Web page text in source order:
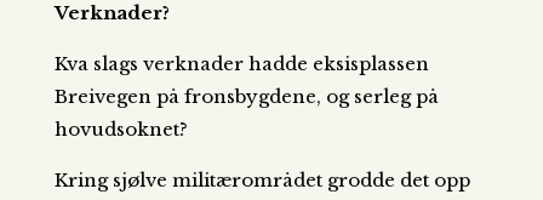
Verknader?
Kva slags verknader hadde eksisplassen
Breivegen på fronsbygdene, og serleg på
hovudsoknet?
Kring sjølve militærområdet grodde det opp